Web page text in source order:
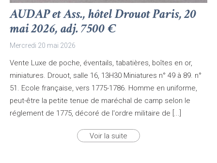
AUDAP et Ass., hôtel Drouot Paris, 20
mai 2026, adj. 7500 €
Mercredi 20 mai 2026
Vente Luxe de poche, éventails, tabatières, boîtes en or,
miniatures. Drouot, salle 16, 13H30 Miniatures n° 49 à 89. n°
51. Ecole française, vers 1775-1786. Homme en uniforme,
peut-être la petite tenue de maréchal de camp selon le
réglement de 1775, décoré de l'ordre militaire de [...]
Voir la suite